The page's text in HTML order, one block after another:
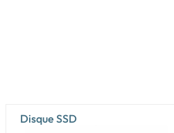
Disque SSD